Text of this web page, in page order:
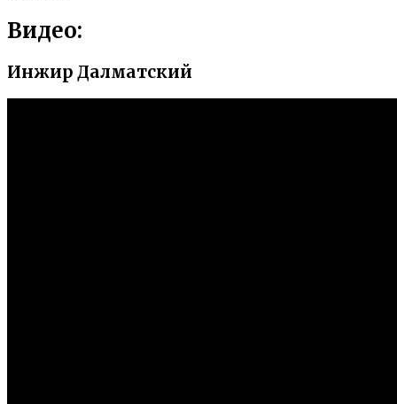
Видео:
Инжир Далматский